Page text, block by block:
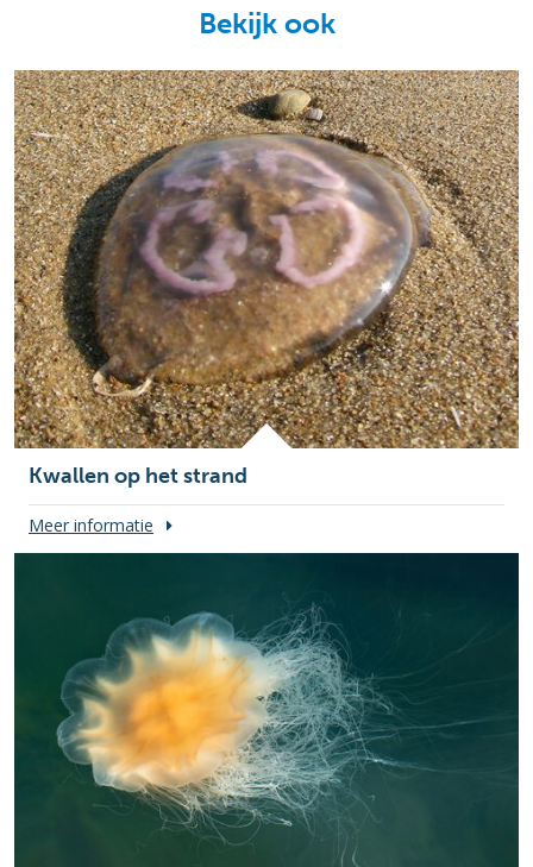
Bekijk ook
Kwallen op het strand
Meer informatie